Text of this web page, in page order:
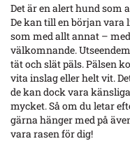
Det är en alert hund som
De kan till en början vara
som med allt annat –
välkomnande.
tät och slät päls. Pälsen
vita inslag eller helt vit.
de kan dock vara
mycket. Så om du letar
gärna hänger med på
vara rasen för dig!